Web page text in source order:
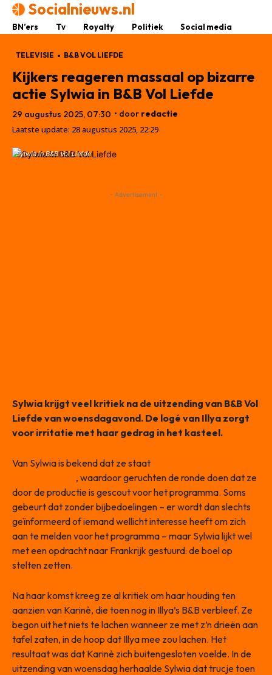
Socialnieuws.nl
BN’ers Tv Royalty Politiek Social media
TELEVISIE B&B VOL LIEFDE
Kijkers reageren massaal op bizarre
actie Sylwia in B&B Vol Liefde
29 augustus 2025, 07:30 • door redactie
Laatste update: 28 augustus 2025, 22:29
Sylwia in B&B Vol Liefde
- Advertisement -
Sylwia krijgt veel kritiek na de uitzending van B&B Vol
Liefde van woensdagavond. De logé van Illya zorgt
voor irritatie met haar gedrag in het kasteel.
Van Sylwia is bekend dat ze staat
, waardoor geruchten de ronde doen dat ze
door de productie is gescout voor het programma. Soms
gebeurt dat zonder bijbedoelingen – er wordt dan slechts
geïnformeerd of iemand wellicht interesse heeft om zich
aan te melden voor het programma – maar Sylwia lijkt wel
met een opdracht naar Frankrijk gestuurd: de boel op
stelten zetten.
Na haar komst kreeg ze al kritiek om haar houding ten
aanzien van Karinè, die toen nog in Illya’s B&B verbleef. Ze
begon uit het niets te lachen wanneer ze met z’n drieën aan
tafel zaten, in de hoop dat Illya mee zou lachen. Het
resultaat was dat Karinè zich buitengesloten voelde. In de
uitzending van woensdag herhaalde Sylwia dat trucje toen